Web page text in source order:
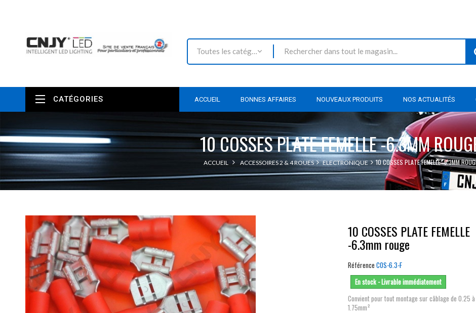
Toutes les catégories
ACCUEIL BONNES AFFAIRES NOUVEAUX PRODUITS NOS ACTUALITÉS
CATÉGORIES
10 COSSES PLATE FEMELLE -6.3MM
ACCUEIL ACCESSOIRES 2 & 4 ROUES ELECTRONIQUE 10 COSSES PLATE FEMELLE -6.3MM
10 COSSES PLATE FEMELLE
-6.3mm rouge
Référence COS-6.3-F
En stock - Livrable immédiatement
Convient pour tout montage sur câblage de 0.25 à
1.75mm²